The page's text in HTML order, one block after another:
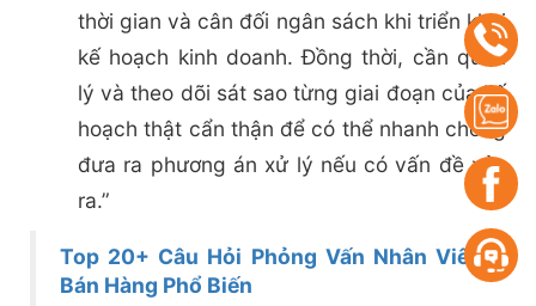
thời gian và cân đối ngân sách khi triển khai
kế hoạch kinh doanh. Đồng thời, cần quản
lý và theo dõi sát sao từng giai đoạn của kế
hoạch thật cẩn thận để có thể nhanh chóng
đưa ra phương án xử lý nếu có vấn đề xảy
ra.”
Top 20+ Câu Hỏi Phỏng Vấn Nhân Viên
Bán Hàng Phổ Biến